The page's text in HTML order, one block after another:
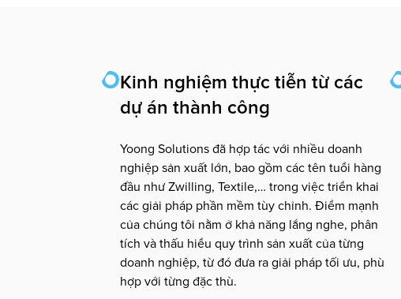
Kinh nghiệm thực tiễn từ các
dự án thành công
Yoong Solutions đã hợp tác với nhiều doanh
nghiệp sản xuất lớn, bao gồm các tên tuổi hàng
đầu như Zwilling, Textile,… trong việc triển khai
các giải pháp phần mềm tùy chỉnh. Điểm mạnh
của chúng tôi nằm ở khả năng lắng nghe, phân
tích và thấu hiểu quy trình sản xuất của từng
doanh nghiệp, từ đó đưa ra giải pháp tối ưu, phù
hợp với từng đặc thù.